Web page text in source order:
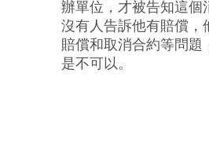
辦單位，才被告知這個
沒有人告訴他有賠償，
賠償和取消合約等問題
是不可以。